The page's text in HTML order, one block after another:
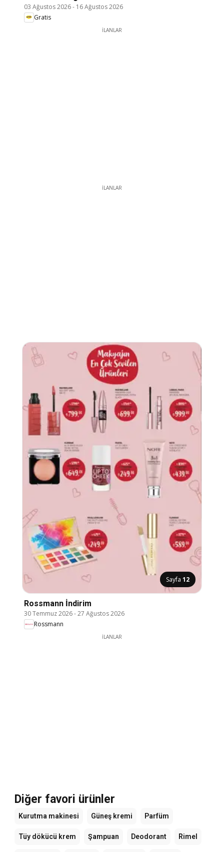
03 Ağustos 2026- 16 Ağustos 2026
Gratis
İLANLAR
İLANLAR
Sayfa 12
Rossmann İndirim
30 Temmuz 2026-27 Ağustos 2026
Rossmann
İLANLAR
Diğer favori ürünler
Kurutma makinesi Güneş kremi Parfüm
Tüy dökücü krem Şampuan Deodorant Rimel